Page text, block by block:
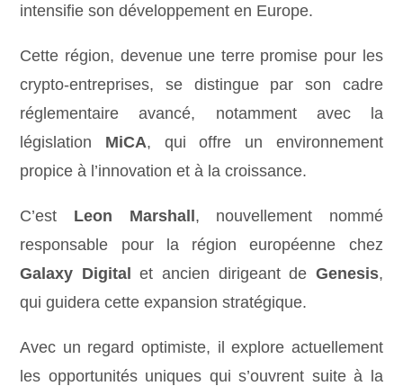
intensifie son développement en Europe.
Cette région, devenue une terre promise pour les
crypto-entreprises, se distingue par son cadre
réglementaire avancé, notamment avec la
législation MiCA, qui offre un environnement
propice à l’innovation et à la croissance.
C’est Leon Marshall, nouvellement nommé
responsable pour la région européenne chez
Galaxy Digital et ancien dirigeant de Genesis,
qui guidera cette expansion stratégique.
Avec un regard optimiste, il explore actuellement
les opportunités uniques qui s’ouvrent suite à la